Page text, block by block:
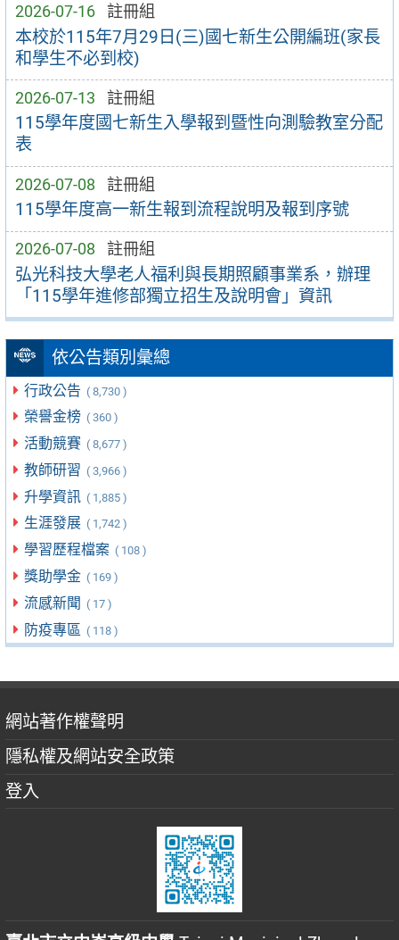
2026-07-16 註冊組
本校於115年7月29日(三)國七新生公開編班(家長
和學生不必到校)
2026-07-13 註冊組
115學年度國七新生入學報到暨性向測驗教室分配
表
2026-07-08 註冊組
115學年度高一新生報到流程說明及報到序號
2026-07-08 註冊組
弘光科技大學老人福利與長期照顧事業系，辦理
「115學年進修部獨立招生及說明會」資訊
依公告類別彙總
行政公告 ( 8,730 )
榮譽金榜 ( 360 )
活動競賽 ( 8,677 )
教師研習 ( 3,966 )
升學資訊 ( 1,885 )
生涯發展 ( 1,742 )
學習歷程檔案 ( 108 )
獎助學金 ( 169 )
流感新聞 ( 17 )
防疫專區 ( 118 )
網站著作權聲明
隱私權及網站安全政策
登入